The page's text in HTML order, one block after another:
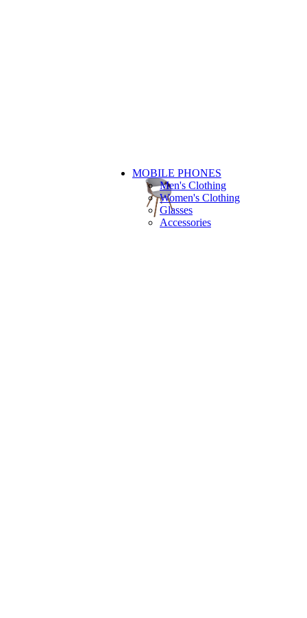
MOBILE PHONES
Men's Clothing
Women's Clothing
Glasses
Accessories